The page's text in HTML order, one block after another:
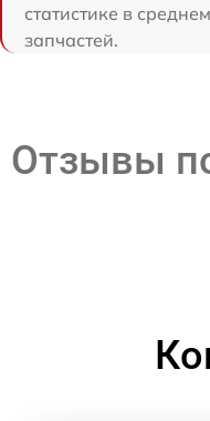
статистике в
запчастей.
Отзывы